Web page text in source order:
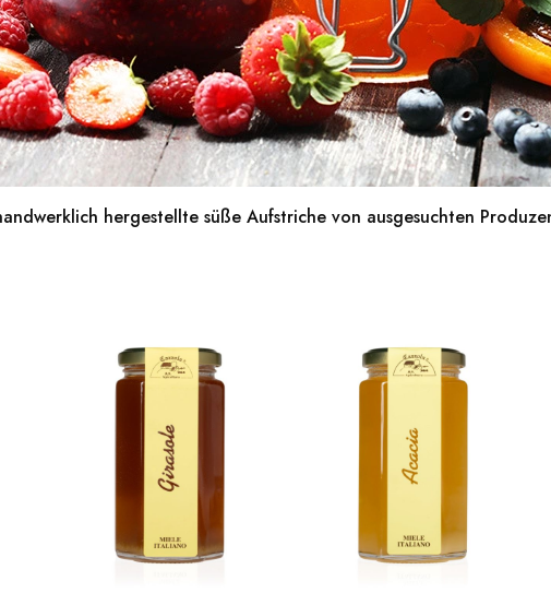
hergestellte süße Aufstriche von ausgesuchten